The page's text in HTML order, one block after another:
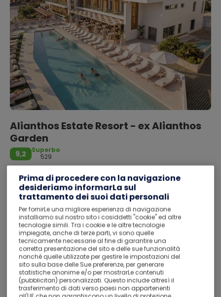
Alianthos Estate Resort - ex Alianthos
Garden
9,2
Superbo
529
Agios Vasileios - A 46,8 km dal centro
MEZZA PENSIONE
Main Street, Plakias, Agios Vasileios 74060
Double Room - Classic
Alianthos Estate Resort - ex Alianthos Garden di Agios
Vasileios si trova a soli 1 minuti di auto da Spiaggia di
Plakias e 12 minuti da Gole di Kourtaliotiko. Questo hotel
per famiglie dista 10,4 km da Spiaggia di Preveli e 11,4 km
da Monastero di Preveli.
Rilassati in una delle 2 piscine all'aperto e scegli tra i servizi
Ulteriori informazioni
Prima di procedere con la navigazione
desideriamo informarLa sul
trattamento dei suoi dati personali
Per fornirLe una migliore esperienza di navigazione
installiamo sul nostro sito i cosiddetti "cookie" ed altre
tecnologie simili. Tra i cookie e le altre tecnologie
impiegate, anche di terze parti, vi sono quelle
tecnicamente necessarie al fine di garantire una
corretta presentazione del sito e delle sue funzionalità
nonché quelle utilizzate per gestire le impostazioni del
sito sulla base delle Sue preferenze, per generare
statistiche anonime e/o per mostrarLe contenuti
(pubblicitari) personalizzati. Questo include altresì il
trasferimento di dati verso paesi non appartenenti